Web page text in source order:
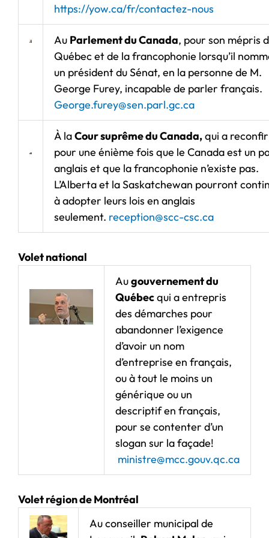
https://yow.ca/fr/contactez-nous
Au Parlement du Canada, pour son mépris
Québec et de la francophonie lorsqu’il
un président du Sénat, en la personne de M.
George Furey, incapable de parler français.
George.furey@sen.parl.gc.ca
À laCour suprême du Canada,qui a
pour une énième fois que le Canada est un
anglais et que la francophonie n’existe pas.
L’Alberta et la Saskatchewan pourront
à adopter leurs lois en anglais
seulement. reception@scc-csc.ca
Volet national
Augouvernement du
Québecqui a entrepris
des démarches pour
abandonner l’exigence
d’avoir un nom
d’entreprise en français,
ou à tout le moins un
générique ou un
descriptif en français,
pour se contenter d’un
slogan sur la façade!
ministre@mcc.gouv.qc.ca
Volet région de Montréal
Au conseiller municipal de